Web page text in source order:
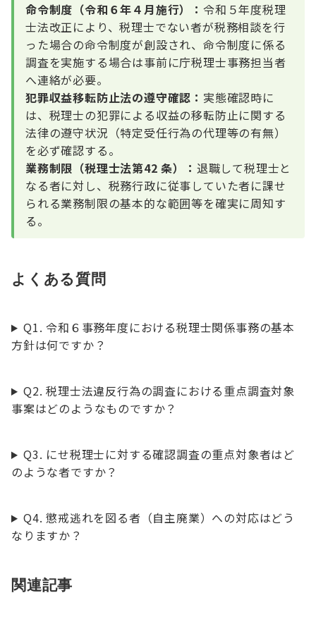
命令制度（令和６年４月施行）：令和５年度税理
士法改正により、税理士でない者が税務相談を行
った場合の命令制度が創設され、命令制度に係る
調査を実施する場合は事前に庁税理士事務担当者
へ連絡が必要。
犯罪収益移転防止法の遵守確認： 実態確認時に
は、税理士の犯罪による収益の移転防止に関する
法律の遵守状況（特定受任行為の代理等の有無）
を必ず確認する。
業務制限（税理士法第42 条）： 退職して税理士と
なる者に対し、税務行政に従事していた者に課せ
られる業務制限の基本的な範囲等を確実に周知す
る。
よくある質問
Q1. 令和６事務年度における税理士関係事務の基本
方針は何ですか？
Q2. 税理士法違反行為の調査における重点調査対象
事案はどのようなものですか？
Q3. にせ税理士に対する確認調査の重点対象者はど
のような者ですか？
Q4. 懲戒逃れを図る者（自主廃業）への対応はどう
なりますか？
関連記事